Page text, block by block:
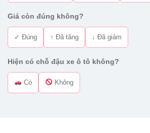
Giá còn đúng không?
✓ Đúng ↑ Đã tăng ↓ Đã giảm
Hiện có chỗ đậu xe ô tô không?
Có Không